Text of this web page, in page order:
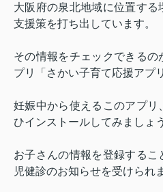
大阪府の泉北地域に位置する
支援策を打ち出しています。
その情報をチェックできる
プリ「さかい子育て応援アプ
妊娠中から使えるこのアプ
ひインストールしてみましょう
お子さんの情報を登録する
児健診のお知らせを受けられ